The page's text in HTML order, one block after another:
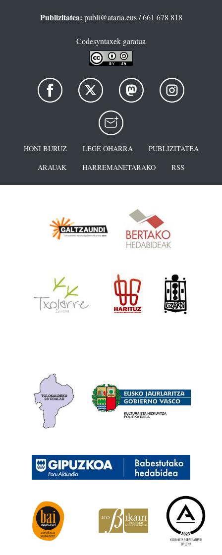
Publizitatea: publi@ataria.eus/ 661 678 818
Codesyntaxek garatua
HONI BURUZ LEGE OHARRA
PUBLIZITATEA
ARAUAK
HARREMANETARAKO RSS